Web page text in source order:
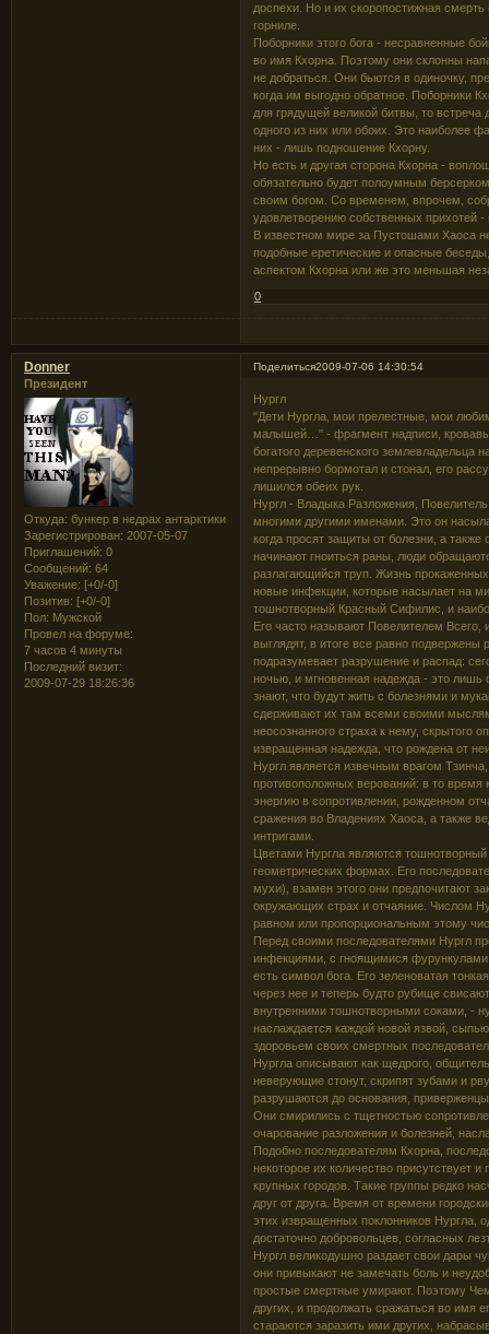
доспехи. Но и их скоропостижная
горниле.
Поборники этого бога - несравненные
во имя Кхорна. Поэтому они склонны
не добраться. Они бьются в одиночку,
когда им выгодно обратное. Поборники
для грядущей великой битвы, то встреча
одного из них или обоих. Это наиболее
них - лишь подношение Кхорну.
Но есть и другая сторона Кхорна -
обязательно будет полоумным
своим богом. Со временем, впрочем,
удовлетворению собственных прихотей -
В известном мире за Пустошами Хаоса
подобные еретические и опасные
аспектом Кхорна или же это меньшая
0
Поделиться2009-07-06 14:30:54
Donner
Президент
Откуда: бункер в недрах антарктики
Зарегистрирован: 2007-05-07
Приглашений: 0
Сообщений: 64
Уважение: [+0/-0]
Позитив: [+0/-0]
Пол: Мужской
Провел на форуме:
7 часов 4 минуты
Последний визит:
2009-07-29 18:26:36
Нургл
"Дети Нургла, мои прелестные, мои
малышей…" - фрагмент надписи,
богатого деревенского
непрерывно бормотал и стонал, его
лишился обеих рук.
Нургл - Владыка Разложения,
многими другими именами. Это он
когда просят защиты от болезни, а также
начинают гноиться раны, люди
разлагающийся труп. Жизнь
новые инфекции, которые насылает на
тошнотворный Красный Сифилис, и
Его часто называют Повелителем Всего,
выглядят, в итоге все равно подвержены
подразумевает разрушение и распад:
ночью, и мгновенная надежда - это лишь
знают, что будут жить с болезнями и
сдерживают их там всеми своими
неосознанного страха к нему, скрытого
извращенная надежда, что рождена от
Нургл является извечным врагом
противоположных верований: в то время
энергию в сопротивлении, рожденном
сражения во Владениях Хаоса, а также
интригами.
Цветами Нургла являются
геометрических формах. Его
мухи), взамен этого они предпочитают
окружающих страх и отчаяние. Числом
равном или пропорциональным этому
Перед своими последователями Нургл
инфекциями, с гноящимися
есть символ бога. Его зеленоватая
через нее и теперь будто рубище
внутренними тошнотворными соками, -
наслаждается каждой новой язвой,
здоровьем своих смертных
Нургла описывают как щедрого,
неверующие стонут, скрипят зубами и
разрушаются до основания,
Они смирились с тщетностью
очарование разложения и болезней,
Подобно последователям Кхорна,
некоторое их количество присутствует
крупных городов. Такие группы редко
друг от друга. Время от времени
этих извращенных поклонников Нургла,
достаточно добровольцев, согласных
Нургл великодушно раздает свои дары
они привыкают не замечать боль и
простые смертные умирают. Поэтому
других, и продолжать сражаться во имя
стараются заразить ими других,